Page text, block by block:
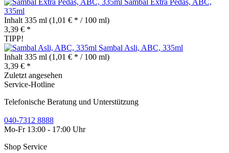
335ml
Inhalt 335 ml (1,01 € * / 100 ml)
3,39 € *
TIPP!
Sambal Asli, ABC, 335ml
Inhalt 335 ml (1,01 € * / 100 ml)
3,39 € *
Zuletzt angesehen
Service-Hotline
Telefonische Beratung und Unterstützung
040-7312 8888
Mo-Fr 13:00 - 17:00 Uhr
Shop Service